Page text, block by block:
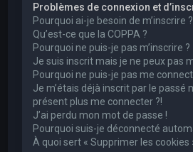
Problèmes de connexion et
Pourquoi ai-je besoin de m’inscrire ?
Qu’est-ce que la COPPA ?
Pourquoi ne puis-je pas m’inscrire ?
Je suis inscrit mais je ne peux pas
Pourquoi ne puis-je pas me
Je m’étais déjà inscrit par le passé
présent plus me connecter ?!
J’ai perdu mon mot de passe !
Pourquoi suis-je déconnecté
À quoi sert « Supprimer les cookies